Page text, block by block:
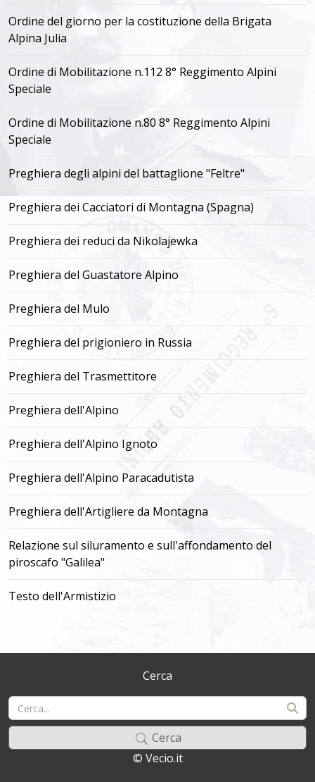
Ordine del giorno per la costituzione della Brigata
Alpina Julia
Ordine di Mobilitazione n.112 8° Reggimento Alpini
Speciale
Ordine di Mobilitazione n.80 8° Reggimento Alpini
Speciale
Preghiera degli alpini del battaglione "Feltre"
Preghiera dei Cacciatori di Montagna (Spagna)
Preghiera dei reduci da Nikolajewka
Preghiera del Guastatore Alpino
Preghiera del Mulo
Preghiera del prigioniero in Russia
Preghiera del Trasmettitore
Preghiera dell'Alpino
Preghiera dell'Alpino Ignoto
Preghiera dell'Alpino Paracadutista
Preghiera dell'Artigliere da Montagna
Relazione sul siluramento e sull'affondamento del
piroscafo "Galilea"
Testo dell'Armistizio
Cerca
Cerca
© Vecio.it